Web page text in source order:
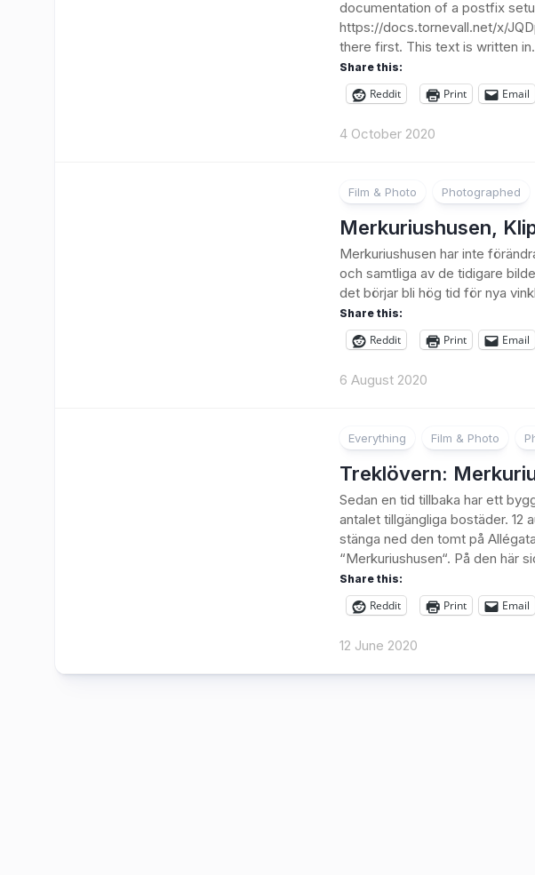
documentation of a postfix
https://docs.tornevall.net/x/
there first. This text is written
Share this:
Reddit Print Email
4 October 2020
Film & Photo Photographed
Merkuriushusen,
Merkuriushusen har inte
och samtliga av de tidigare
det börjar bli hög tid för nya
Share this:
Reddit Print Email
6 August 2020
Everything Film & Photo
Treklövern:
Sedan en tid tillbaka har ett
antalet tillgängliga bostäder. 12
stänga ned den tomt på
“Merkuriushusen“. På den här
Share this:
Reddit Print Email
12 June 2020